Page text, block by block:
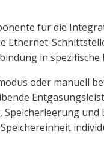
für die
in
oder manuell
und